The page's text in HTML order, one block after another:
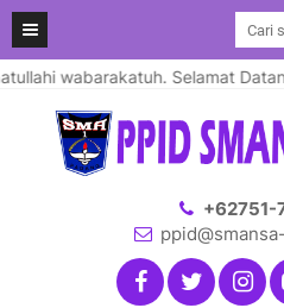
wabarakatuh. Selamat